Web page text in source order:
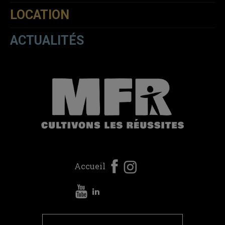
LOCATION
ACTUALITÉS
Accueil